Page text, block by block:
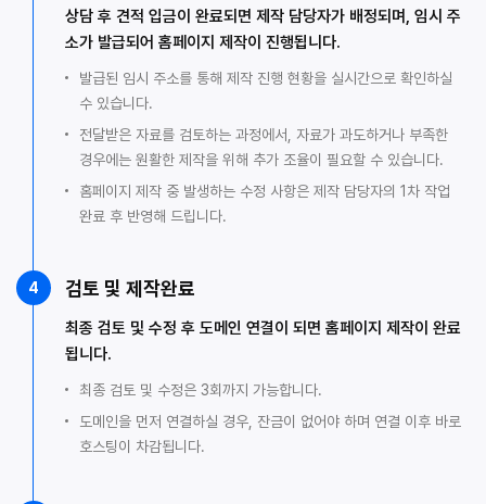
상담 후 견적 입금이 완료되면 제작 담당자가 배정되며, 임시 주
소가 발급되어 홈페이지 제작이 진행됩니다.
발급된 임시 주소를 통해 제작 진행 현황을 실시간으로 확인하실
수 있습니다.
전달받은 자료를 검토하는 과정에서, 자료가 과도하거나 부족한
경우에는 원활한 제작을 위해 추가 조율이 필요할 수 있습니다.
홈페이지 제작 중 발생하는 수정 사항은 제작 담당자의 1차 작업
완료 후 반영해 드립니다.
4 검토 및 제작완료
최종 검토 및 수정 후 도메인 연결이 되면 홈페이지 제작이 완료
됩니다.
최종 검토 및 수정은 3회까지 가능합니다.
도메인을 먼저 연결하실 경우, 잔금이 없어야 하며 연결 이후 바로
호스팅이 차감됩니다.